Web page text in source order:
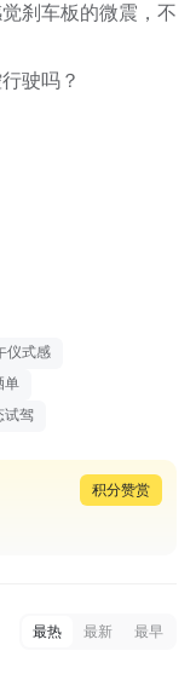
刹车板的微震，不
驶吗？
仪式感
单
试驾
积分赞赏
最热 最新 最早